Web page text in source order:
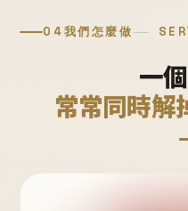
04我們怎麼做
一
常常同時解